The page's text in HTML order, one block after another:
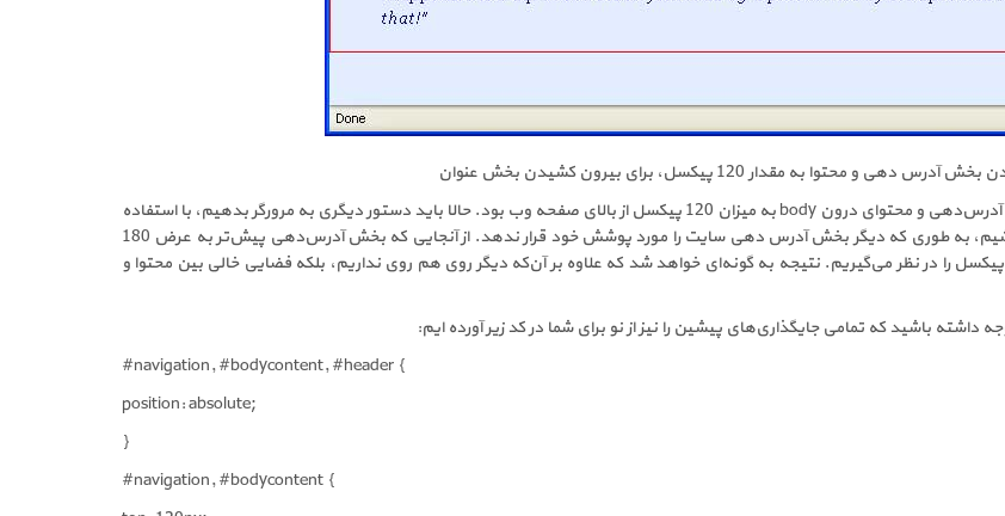
کاری که در اینجا انجام دادیم دستورِ به مرورگر برای پایین کشیدن بخش آدرس‌دهی و محتوای درون body به میزان 120 پیکسل از بالای صفحه وب بود. حالا باید دستور دیگری به مرورگر بدهیم، با استفاده
از جایگذاری absolute بخش محتوای درون body را به سمت راست می‌کشیم، به طوری که دیگر بخش آدرس دهی سایت را مورد پوشش خود قرار ندهد. از آنجایی که بخش آدرس‌دهی پیش‌تر به عرض 180
پیکسل در نظر گرفته شده بود برای تغییر مکان محتوای body رقم 200 پیکسل را در نظر می‌گیریم. نتیجه به گونه‌ای خواهد شد که علاوه بر آن‌که دیگر روی هم روی نداریم، بلکه فضایی خالی بین محتوا و
#navigation, #bodycontent, #header {
position: absolute;
}
#navigation, #bodycontent {